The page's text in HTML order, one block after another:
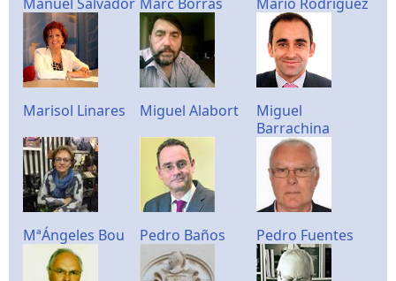
Marisol Linares Miguel Alabort
Miguel
Barrachina
MªÁngeles Bou Pedro Baños Pedro Fuentes